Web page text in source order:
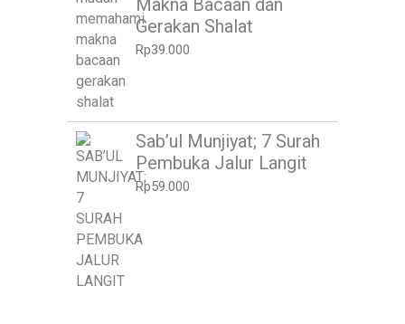
Makna Bacaan dan
Gerakan Shalat
Rp39.000
Sab’ul Munjiyat; 7 Surah
Pembuka Jalur Langit
Rp59.000